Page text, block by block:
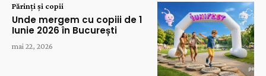
Părinți și copii
Unde mergem cu copiii de 1
Iunie 2026 în București
mai 22, 2026